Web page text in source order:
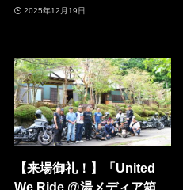
2025年12月19日
【来場御礼！】「United
We Ride @湯メディア箱